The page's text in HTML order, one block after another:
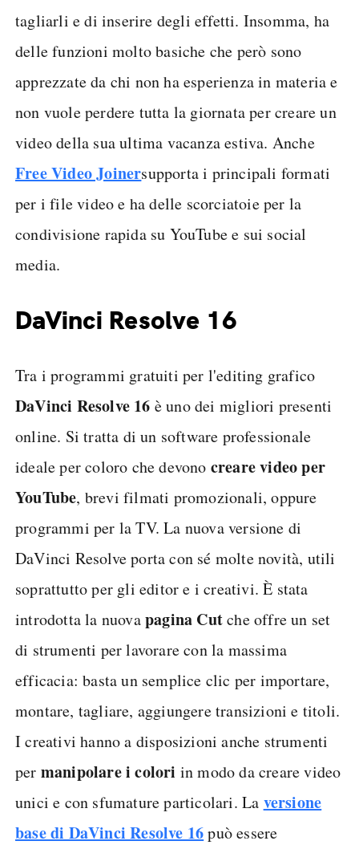
tagliarli e di inserire degli effetti. Insomma, ha
delle funzioni molto basiche che però sono
apprezzate da chi non ha esperienza in materia e
non vuole perdere tutta la giornata per creare un
video della sua ultima vacanza estiva. Anche
Free Video Joinersupporta i principali formati
per i file video e ha delle scorciatoie per la
condivisione rapida su YouTube e sui social
media.
DaVinci Resolve 16
Tra i programmi gratuiti per l'editing grafico
DaVinci Resolve 16 è uno dei migliori presenti
online. Si tratta di un software professionale
ideale per coloro che devono creare video per
YouTube, brevi filmati promozionali, oppure
programmi per la TV. La nuova versione di
DaVinci Resolve porta con sé molte novità, utili
soprattutto per gli editor e i creativi. È stata
introdotta la nuovapagina Cutche offre un set
di strumenti per lavorare con la massima
efficacia: basta un semplice clic per importare,
montare, tagliare, aggiungere transizioni e titoli.
I creativi hanno a disposizioni anche strumenti
per manipolare i colori in modo da creare video
unici e con sfumature particolari. La versione
base di DaVinci Resolve 16può essere